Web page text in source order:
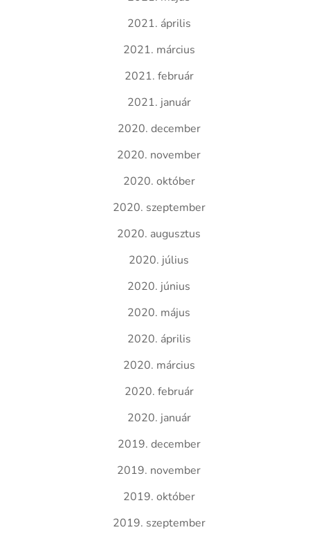
2021. április
2021. március
2021. február
2021. január
2020. december
2020. november
2020. október
2020. szeptember
2020. augusztus
2020. július
2020. június
2020. május
2020. április
2020. március
2020. február
2020. január
2019. december
2019. november
2019. október
2019. szeptember